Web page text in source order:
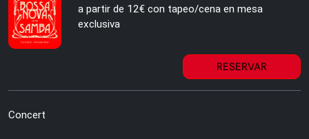
a partir de 12€ con tapeo/cena en mesa
exclusiva
RESERVAR
Concert